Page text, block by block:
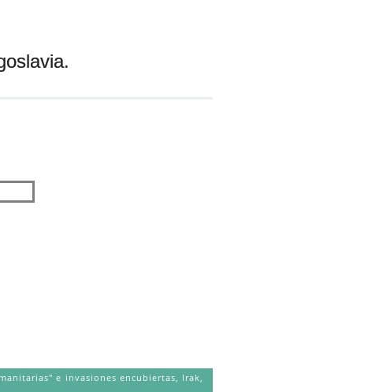
e invasiones encubiertas Irak